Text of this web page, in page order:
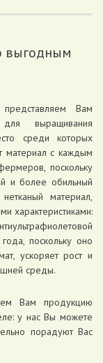
выгодным
Вам
выращивания
среди которых
материал с каждым
поскольку
и более обильный
материал,
характеристиками:
поскольку оно
ускоряет рост и
среды.
Вам продукцию
у нас Вы можете
порадуют Вас